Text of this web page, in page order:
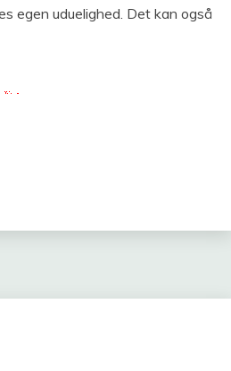
egen uduelighed. Det kan også